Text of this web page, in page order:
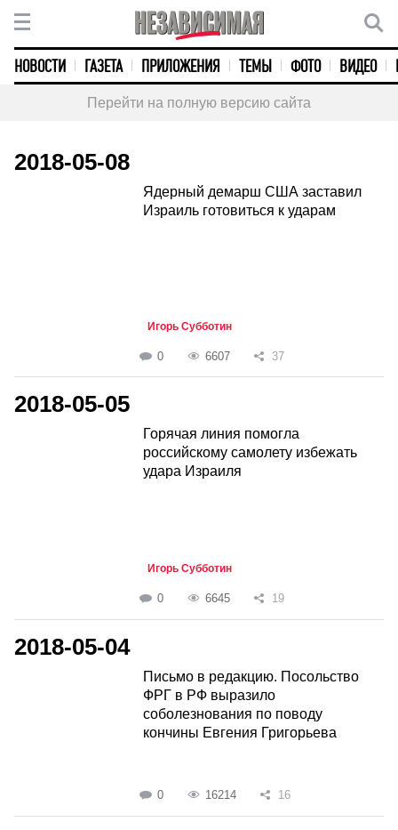
НОВОСТИ ГАЗЕТА ПРИЛОЖЕНИЯ ТЕМЫ ФОТО ВИДЕО
Перейти на полную версию сайта
2018-05-08
Ядерный демарш США заставил
Израиль готовиться к ударам
Игорь Субботин
0 6607 37
2018-05-05
Горячая линия помогла
российскому самолету избежать
удара Израиля
Игорь Субботин
0 6645 19
2018-05-04
Письмо в редакцию. Посольство
ФРГ в РФ выразило
соболезнования по поводу
кончины Евгения Григорьева
0 16214 16